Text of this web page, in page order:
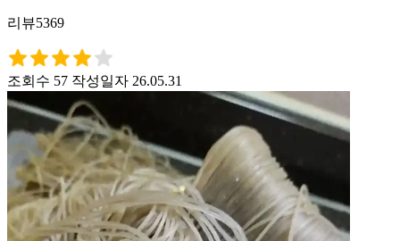
리뷰5369
조회수 57 작성일자 26.05.31